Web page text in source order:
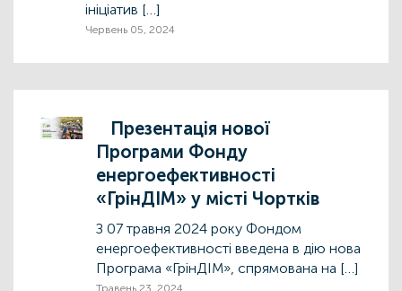
ініціатив […]
Червень 05, 2024
Презентація нової
Програми Фонду
енергоефективності
«ГрінДІМ» у місті Чортків
З 07 травня 2024 року Фондом
енергоефективності введена в дію нова
Програма «ГрінДІМ», спрямована на […]